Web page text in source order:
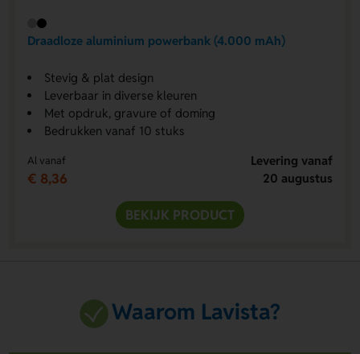
Draadloze aluminium powerbank (4.000 mAh)
Stevig & plat design
Leverbaar in diverse kleuren
Met opdruk, gravure of doming
Bedrukken vanaf 10 stuks
Al vanaf
€ 8,36
Levering vanaf
20 augustus
BEKIJK PRODUCT
Waarom Lavista?